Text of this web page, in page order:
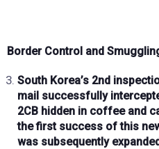
Border Control and
South Korea’s 2nd
mail successfully
2CB hidden in coffee and
thefirst success of this
was subsequently